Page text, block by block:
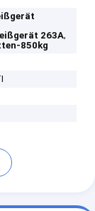
263A,
850kg